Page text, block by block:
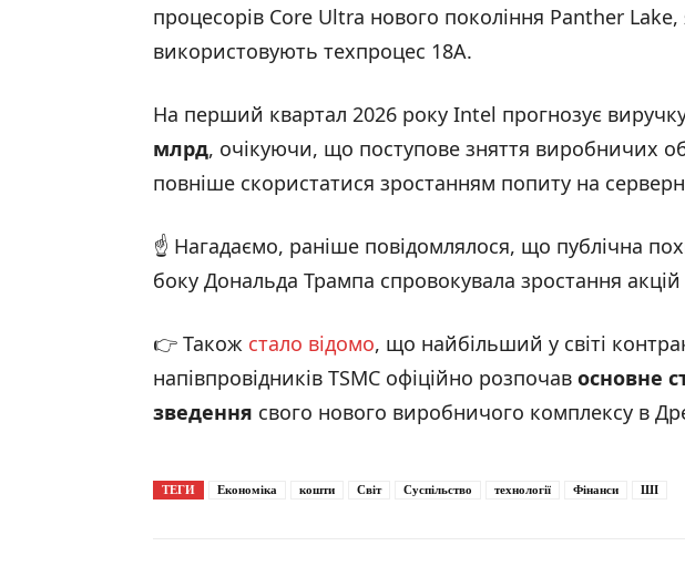
процесорів Core Ultra нового покоління Panther Lake,
використовують техпроцес 18A.
На перший квартал 2026 року Intel прогнозує виручку
млрд, очікуючи, що поступове зняття виробничих
повніше скористатися зростанням попиту на
☝️ Нагадаємо, раніше повідомлялося, що публічна
боку Дональда Трампа спровокувала зростання акцій
👉 Також стало відомо, що найбільший у світі
напівпровідників TSMC офіційно розпочав основне
зведення свого нового виробничого комплексу в
ТЕГИ Економіка кошти Світ Суспільство технології Фінанси ШІ